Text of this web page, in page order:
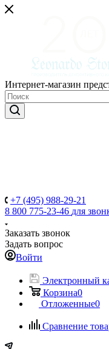
Интернет-магазин
+7 (495) 988-29-21
8 800 775-23-46 для
Заказать звонок
Задать вопрос
Войти
Электронный
Корзина0
Отложенные0
Сравнение